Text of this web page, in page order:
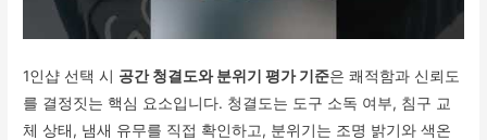
1인샵 선택 시 공간 청결도와 분위기 평가 기준은 쾌적함과 신뢰도
를 결정짓는 핵심 요소입니다. 청결도는 도구 소독 여부, 침구 교
체 상태, 냄새 유무를 직접 확인하고, 분위기는 조명 밝기와 색온